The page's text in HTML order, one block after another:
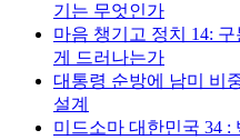
기는 무엇인가
마음 챙기고 정치 14:
게 드러나는가
대통령 순방에 남미 비
설계
미드소마 대한민국 34 :